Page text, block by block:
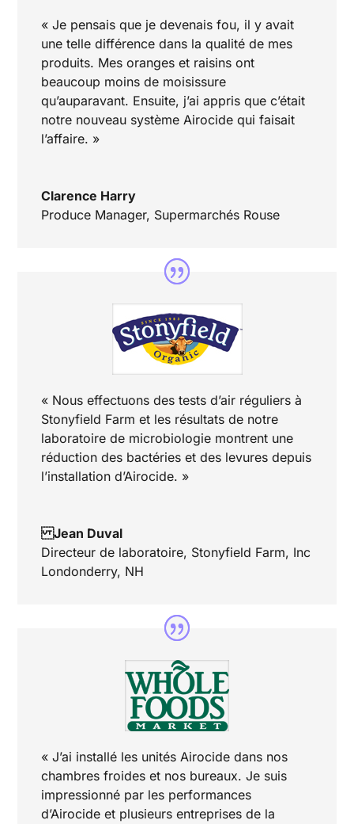
« Je pensais que je devenais fou, il y avait
une telle différence dans la qualité de mes
produits. Mes oranges et raisins ont
beaucoup moins de moisissure
qu’auparavant. Ensuite, j’ai appris que c’était
notre nouveau système Airocide qui faisait
l’affaire. »
Clarence Harry
Produce Manager, Supermarchés Rouse
« Nous effectuons des tests d’air réguliers à
Stonyfield Farm et les résultats de notre
laboratoire de microbiologie montrent une
réduction des bactéries et des levures depuis
l’installation d’Airocide. »
Jean Duval
Directeur de laboratoire, Stonyfield Farm, Inc
Londonderry, NH
« J’ai installé les unités Airocide dans nos
chambres froides et nos bureaux. Je suis
impressionné par les performances
d’Airocide et plusieurs entreprises de la